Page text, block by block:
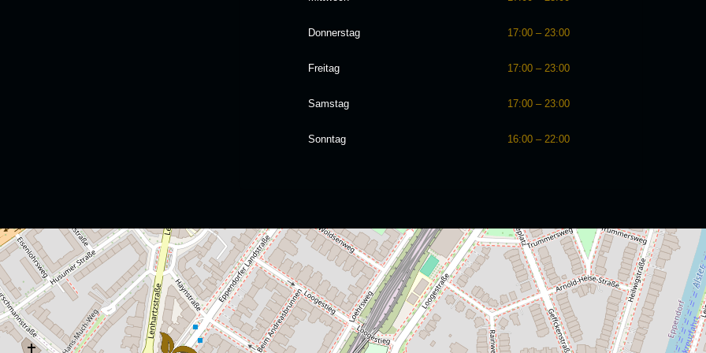
Donnerstag 17:00 – 23:00
Freitag 17:00 – 23:00
Samstag 17:00 – 23:00
Sonntag 16:00 – 22:00